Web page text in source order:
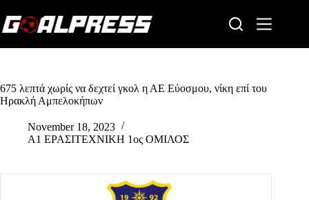
to
content
675 λεπτά χωρίς να δεχτεί γκολ η ΑΕ Εύοσμου, νίκη επί του
Ηρακλή Αμπελοκήπων
November 18, 2023
Α1 ΕΡΑΣΙΤΕΧΝΙΚΗ 1ος ΟΜΙΛΟΣ